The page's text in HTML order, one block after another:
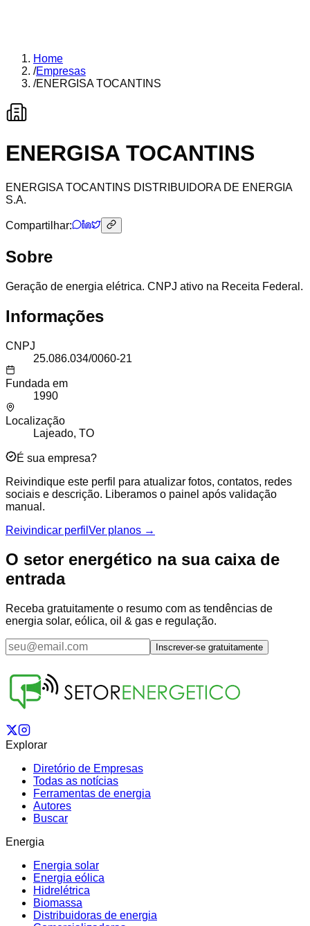
Home
/Empresas
/ENERGISA TOCANTINS
ENERGISA TOCANTINS
ENERGISA TOCANTINS DISTRIBUIDORA DE ENERGIA
S.A.
Compartilhar:
Sobre
Geração de energia elétrica. CNPJ ativo na Receita Federal.
Informações
CNPJ
25.086.034/0060-21
Fundada em
1990
Localização
Lajeado, TO
É sua empresa?
Reivindique este perfil para atualizar fotos, contatos, redes
sociais e descrição. Liberamos o painel após validação
manual.
Reivindicar perfil Ver planos →
O setor energético na sua caixa de
entrada
Receba gratuitamente o resumo com as tendências de
energia solar, eólica, oil & gas e regulação.
Inscrever-se gratuitamente
Explorar
Diretório de Empresas
Todas as notícias
Ferramentas de energia
Autores
Buscar
Energia
Energia solar
Energia eólica
Hidrelétrica
Biomassa
Distribuidoras de energia